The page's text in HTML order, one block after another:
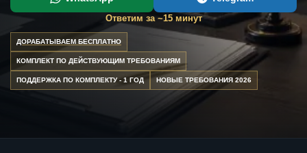
Ответим за ~15 минут
ДОРАБАТЫВАЕМ БЕСПЛАТНО
КОМПЛЕКТ ПО ДЕЙСТВУЮЩИМ ТРЕБОВАНИЯМ
ПОДДЕРЖКА ПО КОМПЛЕКТУ - 1 ГОД НОВЫЕ ТРЕБОВАНИЯ 2026